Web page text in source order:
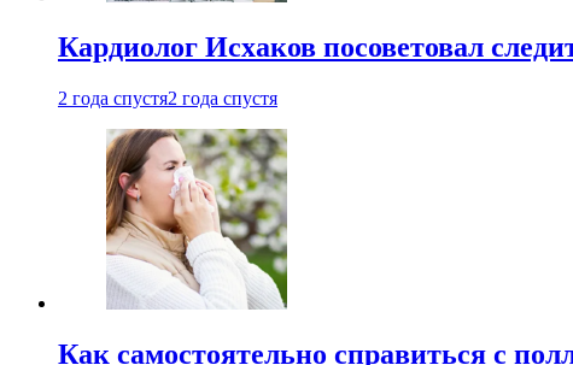
Кардиолог Исхаков посоветовал
2 года спустя2 года спустя
Как самостоятельно справиться с